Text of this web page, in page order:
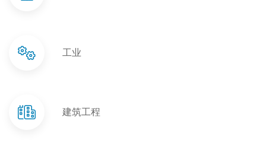
工业
建筑工程